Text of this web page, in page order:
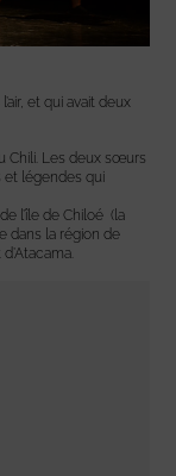
et qui avait deux
Chili. Les deux sœurs
et légendes qui
l’île de Chiloé (la
dans la région de